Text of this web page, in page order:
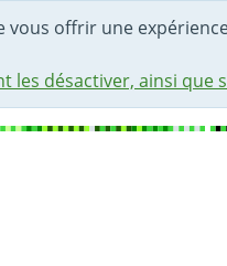
vous offrir une
les désactiver, ainsi